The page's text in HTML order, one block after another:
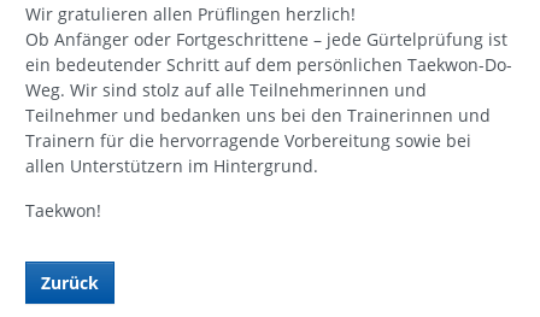
Wir gratulieren allen Prüflingen herzlich!
Ob Anfänger oder Fortgeschrittene – jede Gürtelprüfung ist
ein bedeutender Schritt auf dem persönlichen Taekwon-Do-
Weg. Wir sind stolz auf alle Teilnehmerinnen und
Teilnehmer und bedanken uns bei den Trainerinnen und
Trainern für die hervorragende Vorbereitung sowie bei
allen Unterstützern im Hintergrund.
Taekwon!
Zurück